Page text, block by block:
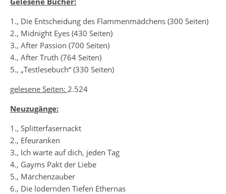
1., Die Entscheidung des Flammenmädchens (300 Seiten)
2., Midnight Eyes (430 Seiten)
3., After Passion (700 Seiten)
4., After Truth (764 Seiten)
5., „Testlesebuch“ (330 Seiten)
gelesene Seiten: 2.524
Neuzugänge:
1., Splitterfasernackt
2., Efeuranken
3., Ich warte auf dich, jeden Tag
4., Gayms Pakt der Liebe
5., Märchenzauber
6., Die lodernden Tiefen Ethernas